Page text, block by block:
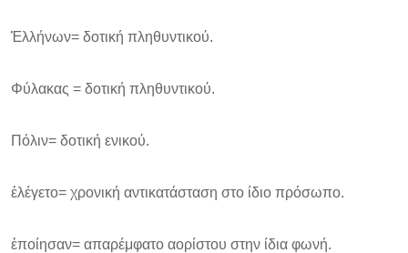
Ἑλλήνων= δοτική πληθυντικού.
Φύλακας = δοτική πληθυντικού.
Πόλιν= δοτική ενικού.
ἐλέγετο= χρονική αντικατάσταση στο ίδιο πρόσωπο.
ἐποίησαν= απαρέμφατο αορίστου στην ίδια φωνή.